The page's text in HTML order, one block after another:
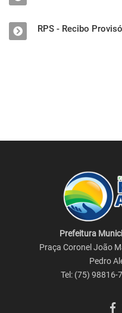
RPS - Recibo
Prefeitura
Praça Coronel João
Pedro
Tel: (75)